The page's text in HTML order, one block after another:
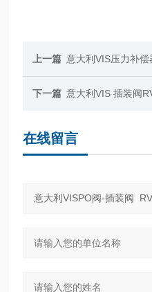
上一篇 意大利VIS压力补
下一篇 意大利VIS 插装阀
在线留言